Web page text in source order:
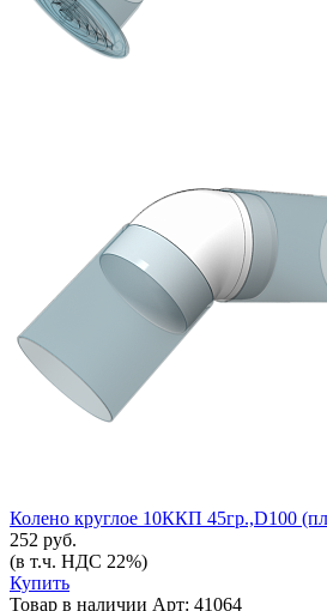
Колено круглое 10ККП 45гр.,D100
252 руб.
(в т.ч. НДС 22%)
Купить
Товар в наличии Арт: 41064